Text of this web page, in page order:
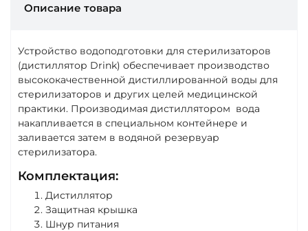
Описание товара
Устройство водоподготовки для стерилизаторов
(дистиллятор Drink) обеспечивает производство
высококачественной дистиллированной воды для
стерилизаторов и других целей медицинской
практики. Производимая дистиллятором вода
накапливается в специальном контейнере и
заливается затем в водяной резервуар
стерилизатора.
Комплектация:
Дистиллятор
Защитная крышка
Шнур питания